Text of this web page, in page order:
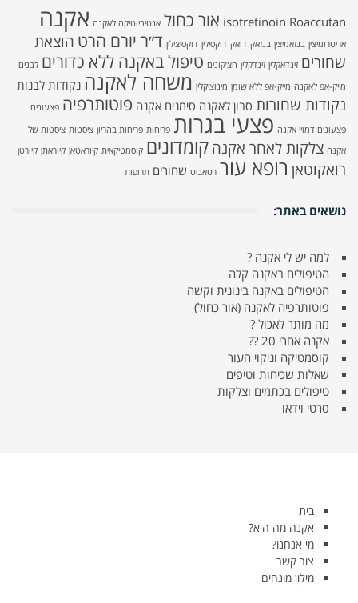
isotretinoin Roaccutan אור כחול אנטיביוטיקה לאקנה אקנה
אריטרומיצין בנזאמיצין בנזאק דואק דוקסילין דוקסיצילין ד״ר יורם הרט הוצאת
שחורים זינדאקלין זינדקלין חצ׳קונים טיפול באקנה ללא כדורים לבנים
מייק-אפ לאקנה מייק-אפ ללא שומן מינוציקלין משחה לאקנה נקודות לבנות
נקודות שחורות סבון לאקנה סימנים אקנה פוטותרפיה פצעונים
פצעונים דמויי אקנה פצעי בגרות פריחות פריחות בהריון ציסטות ציסטות של
אקנה צלקות לאחר אקנה קומדונים קוסמטיקאית קיוראטאן קיוראתן קיורטן
רואקוטאן רופא עור רטאביט שחורים תרופות
נושאים באתר:
למה יש לי אקנה ?
הטיפולים באקנה קלה
הטיפולים באקנה בינונית וקשה
פוטותרפיה לאקנה (אור כחול)
מה מותר לאכול ?
אקנה אחרי 20 ??
קוסמטיקה וניקוי העור
שאלות שכיחות וטיפים
טיפולים בכתמים וצלקות
סרטי וידאו
בית
אקנה מה היא?
מי אנחנו?
צור קשר
מילון מונחים